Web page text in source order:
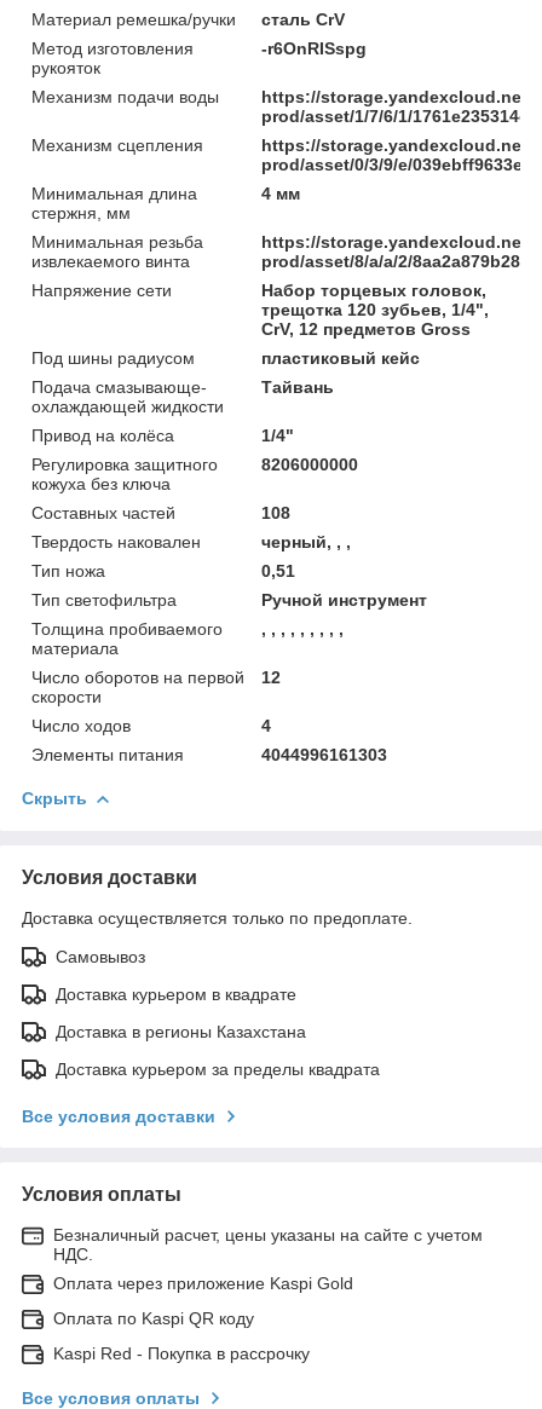
Материал ремешка/ручки
сталь CrV
Метод изготовления
рукояток
-r6OnRISspg
Механизм подачи воды
https://storage.yandexcloud.net/
prod/asset/1/7/6/1/
Механизм сцепления
https://storage.yandexcloud.net/
prod/asset/0/3/9/e/
Минимальная длина
стержня, мм
4 мм
Минимальная резьба
извлекаемого винта
https://storage.yandexcloud.net/
prod/asset/8/a/a/2/
Напряжение сети
Набор торцевых головок,
трещотка 120 зубьев, 1/4",
CrV, 12 предметов Gross
Под шины радиусом
пластиковый кейс
Подача смазывающе-
охлаждающей жидкости
Тайвань
Привод на колёса
1/4"
Регулировка защитного
кожуха без ключа
8206000000
Составных частей
108
Твердость наковален
черный, , ,
Тип ножа
0,51
Тип светофильтра
Ручной инструмент
Толщина пробиваемого
материала
, , , , , , , , ,
Число оборотов на первой
скорости
12
Число ходов
4
Элементы питания
4044996161303
Скрыть
Условия доставки
Доставка осуществляется только по предоплате.
Самовывоз
Доставка курьером в квадрате
Доставка в регионы Казахстана
Доставка курьером за пределы квадрата
Все условия доставки
Условия оплаты
Безналичный расчет, цены указаны на сайте с учетом
НДС.
Оплата через приложение Kaspi Gold
Оплата по Kaspi QR коду
Kaspi Red - Покупка в рассрочку
Все условия оплаты